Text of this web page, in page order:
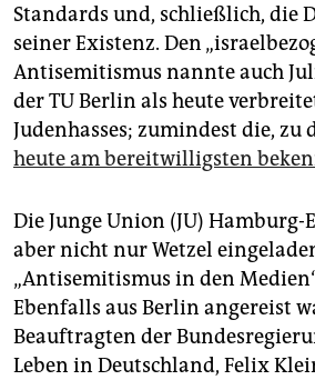
Standards und, schließlich, die
seiner Existenz. Den
Antisemitismus nannte auch
der TU Berlin als heute
Judenhasses; zumindest die, zu
heute am bereitwilligsten
Die Junge Union (JU)
aber nicht nur Wetzel
„Antisemitismus in den
Ebenfalls aus Berlin angereist
Beauftragten der
Leben in Deutschland, Felix